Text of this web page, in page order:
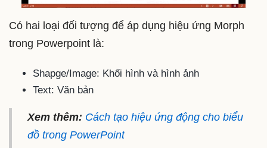
Có hai loại đối tượng để áp dụng hiệu ứng Morph
trong Powerpoint là:
Shapge/Image: Khối hình và hình ảnh
Text: Văn bản
Xem thêm: Cách tạo hiệu ứng động cho biểu
đồ trong PowerPoint